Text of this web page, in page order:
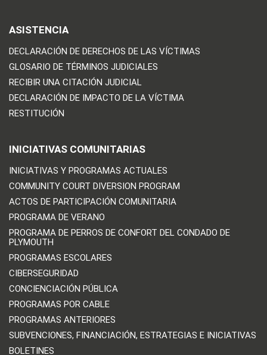
ASISTENCIA
DECLARACIÓN DE DERECHOS DE LAS VÍCTIMAS
GLOSARIO DE TÉRMINOS JUDICIALES
RECIBIR UNA CITACIÓN JUDICIAL
DECLARACIÓN DE IMPACTO DE LA VÍCTIMA
RESTITUCIÓN
INICIATIVAS COMUNITARIAS
INICIATIVAS Y PROGRAMAS ACTUALES
COMMUNITY COURT DIVERSION PROGRAM
ACTOS DE PARTICIPACIÓN COMUNITARIA
PROGRAMA DE VERANO
PROGRAMA DE PERROS DE CONFORT DEL CONDADO DE
PLYMOUTH
PROGRAMAS ESCOLARES
CIBERSEGURIDAD
CONCIENCIACIÓN PÚBLICA
PROGRAMAS POR CABLE
PROGRAMAS ANTERIORES
SUBVENCIONES, FINANCIACIÓN, ESTRATEGIAS E INICIATIVAS
BOLETINES